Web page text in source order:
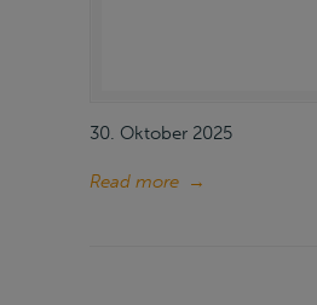
30. Oktober 2025
Read more →